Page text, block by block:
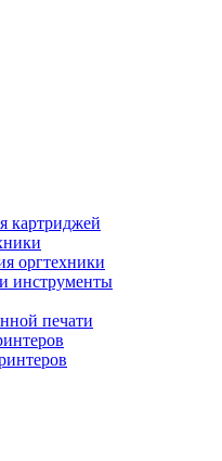
картриджей
оргтехники
инструменты
печати